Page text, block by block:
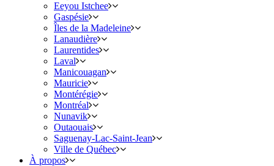
Eeyou Istchee
Gaspésie
Îles de la Madeleine
Lanaudière
Laurentides
Laval
Manicouagan
Mauricie
Montérégie
Montréal
Nunavik
Outaouais
Saguenay-Lac-Saint-Jean
Ville de Québec
À propos